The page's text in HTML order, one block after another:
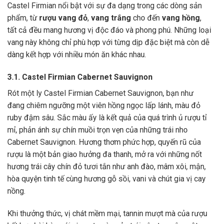
Castel Firmian nổi bật với sự đa dạng trong các dòng sản
phẩm, từ rượu vang đỏ, vang trắng cho đến vang hồng,
tất cả đều mang hương vị độc đáo và phong phú. Những loại
vang này không chỉ phù hợp với từng dịp đặc biệt mà còn dễ
dàng kết hợp với nhiều món ăn khác nhau.
3.1. Castel Firmian Cabernet Sauvignon
Rót một ly Castel Firmian Cabernet Sauvignon, bạn như
đang chiêm ngưỡng một viên hồng ngọc lấp lánh, màu đỏ
ruby đậm sâu. Sắc màu ấy là kết quả của quá trình ủ rượu tỉ
mỉ, phản ánh sự chín muồi trọn vẹn của những trái nho
Cabernet Sauvignon. Hương thơm phức hợp, quyến rũ của
rượu là một bản giao hưởng đa thanh, mở ra với những nốt
hương trái cây chín đỏ tươi tắn như anh đào, mâm xôi, mận,
hòa quyện tinh tế cùng hương gỗ sồi, vani và chút gia vị cay
nồng.
Khi thưởng thức, vị chát mềm mại, tannin mượt mà của rượu